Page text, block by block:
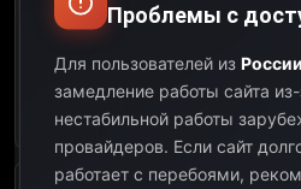
Проблемы с
Для пользователей из России
замедление работы сайта
нестабильной работы
провайдеров. Если сайт
работает с перебоями,